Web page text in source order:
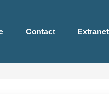
Contact Extranet